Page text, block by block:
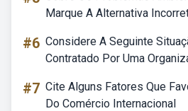
Marque A Alternativa
#6 Considere A Seguinte
Contratado Por Uma
#7 Cite Alguns Fatores Que
Do Comércio Internacional